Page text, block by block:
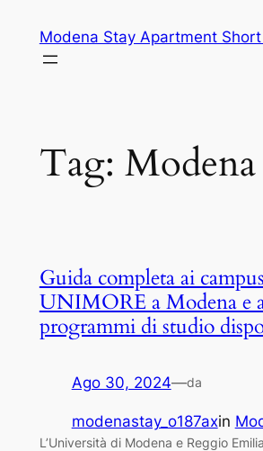
contenuto
Modena Stay Apartment
Tag: Modena
Guida completa ai
UNIMORE a Modena e
programmi di studio
Ago 30, 2024—da
modenastay_o187axin
L’Università di Modena e Reggio